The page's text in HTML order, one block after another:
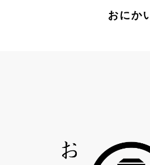
おにか